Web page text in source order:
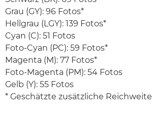
Grau (GY): 96 Fotos*
Hellgrau (LGY): 139 Fotos*
Cyan (C): 51 Fotos
Foto-Cyan (PC): 59 Fotos*
Magenta (M): 77 Fotos*
Foto-Magenta (PM): 54 Fotos
Gelb (Y): 55 Fotos
* Geschätzte zusätzliche Reichweite